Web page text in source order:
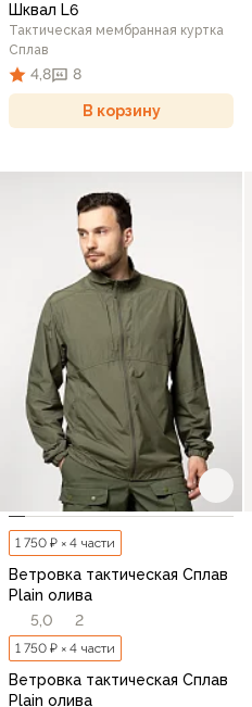
Шквал L6
Тактическая мембранная куртка
Сплав
4,8 8
В корзину
1 750 ₽ × 4 части
Ветровка тактическая Сплав
Plain олива
5,0
2
1 750 ₽ × 4 части
Ветровка тактическая Сплав
Plain олива